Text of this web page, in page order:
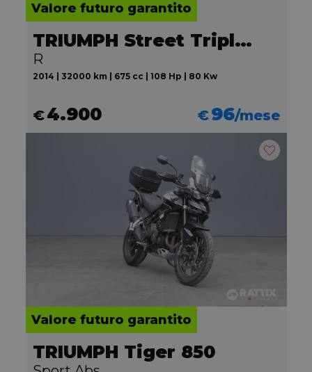
Valore futuro garantito
TRIUMPH Street Triple 675
R
2014 | 32000 km | 675 cc | 108 Hp | 80 Kw
€4.900 €96/mese
Valore futuro garantito
TRIUMPH Tiger 850